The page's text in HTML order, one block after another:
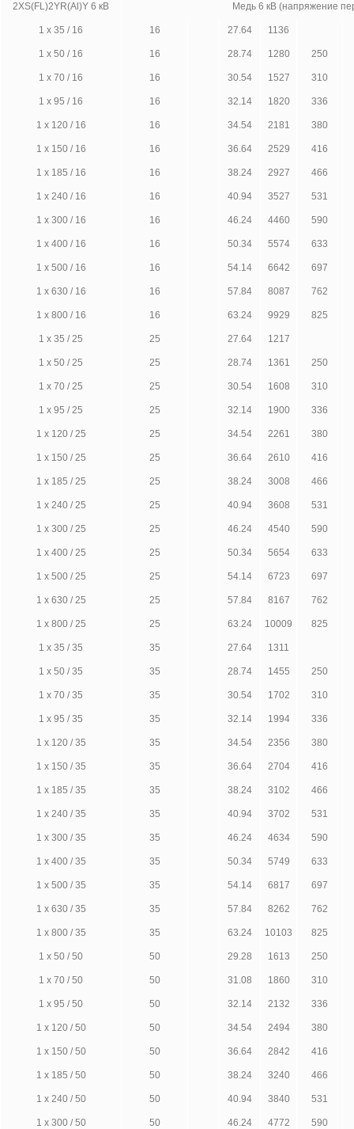
2XS(FL)2YR(Al)Y 6 кВ Медь 6 кВ (напряжение
1 х 35 / 16 16 27.64 1136
1 х 50 / 16 16 28.74 1280 250
1 х 70 / 16 16 30.54 1527 310
1 х 95 / 16 16 32.14 1820 336
1 х 120 / 16 16 34.54 2181 380
1 х 150 / 16 16 36.64 2529 416
1 х 185 / 16 16 38.24 2927 466
1 х 240 / 16 16 40.94 3527 531
1 х 300 / 16 16 46.24 4460 590
1 х 400 / 16 16 50.34 5574 633
1 х 500 / 16 16 54.14 6642 697
1 х 630 / 16 16 57.84 8087 762
1 х 800 / 16 16 63.24 9929 825
1 х 35 / 25 25 27.64 1217
1 х 50 / 25 25 28.74 1361 250
1 х 70 / 25 25 30.54 1608 310
1 х 95 / 25 25 32.14 1900 336
1 х 120 / 25 25 34.54 2261 380
1 х 150 / 25 25 36.64 2610 416
1 х 185 / 25 25 38.24 3008 466
1 х 240 / 25 25 40.94 3608 531
1 х 300 / 25 25 46.24 4540 590
1 х 400 / 25 25 50.34 5654 633
1 х 500 / 25 25 54.14 6723 697
1 х 630 / 25 25 57.84 8167 762
1 х 800 / 25 25 63.24 10009 825
1 х 35 / 35 35 27.64 1311
1 х 50 / 35 35 28.74 1455 250
1 х 70 / 35 35 30.54 1702 310
1 х 95 / 35 35 32.14 1994 336
1 х 120 / 35 35 34.54 2356 380
1 х 150 / 35 35 36.64 2704 416
1 х 185 / 35 35 38.24 3102 466
1 х 240 / 35 35 40.94 3702 531
1 х 300 / 35 35 46.24 4634 590
1 х 400 / 35 35 50.34 5749 633
1 х 500 / 35 35 54.14 6817 697
1 х 630 / 35 35 57.84 8262 762
1 х 800 / 35 35 63.24 10103 825
1 х 50 / 50 50 29.28 1613 250
1 х 70 / 50 50 31.08 1860 310
1 х 95 / 50 50 32.14 2132 336
1 х 120 / 50 50 34.54 2494 380
1 х 150 / 50 50 36.64 2842 416
1 х 185 / 50 50 38.24 3240 466
1 х 240 / 50 50 40.94 3840 531
1 х 300 / 50 50 46.24 4772 590